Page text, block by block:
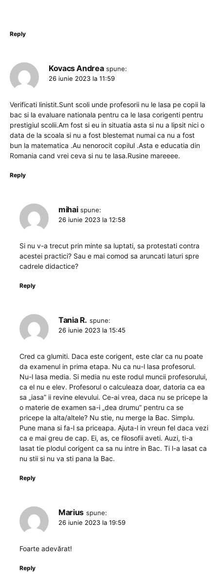
Reply
Kovacs Andrea spune:
26 iunie 2023 la 11:59
Verificati linistit.Sunt scoli unde profesorii nu le lasa pe copii la
bac si la evaluare nationala pentru ca le lasa corigenti pentru
prestigiul scolii.Am fost si eu in situatia asta si nu a lipsit nici o
data de la scoala si nu a fost blestemat numai ca nu a fost
bun la matematica .Au nenorocit copilul .Asta e educatia din
Romania cand vrei ceva si nu te lasa.Rusine mareeee.
Reply
mihai spune:
26 iunie 2023 la 12:58
Si nu v-a trecut prin minte sa luptati, sa protestati contra
acestei practici? Sau e mai comod sa aruncati laturi spre
cadrele didactice?
Reply
Tania R. spune:
26 iunie 2023 la 15:45
Cred ca glumiti. Daca este corigent, este clar ca nu poate
da examenul in prima etapa. Nu ca nu-l lasa profesorul.
Nu-l lasa media. Si media nu este rodul muncii profesorului,
ca el nu e elev. Profesorul o calculeaza doar, datoria ca ea
sa „iasa” ii revine elevului. Ce-ai vrea, daca nu se pricepe la
o materie de examen sa-i „dea drumu” pentru ca se
pricepe la alta/altele? Nu stie, nu merge la Bac. Simplu.
Pune mana si fa-l sa priceapa. Ajuta-l in vreun fel daca vezi
ca e mai greu de cap. Ei, as, ce filosofii aveti. Auzi, ti-a
lasat tie plodul corigent ca sa nu intre in Bac. Ti l-a lasat ca
nu stii si nu va sti pana la Bac.
Reply
Marius spune:
26 iunie 2023 la 19:59
Foarte adevărat!
Reply